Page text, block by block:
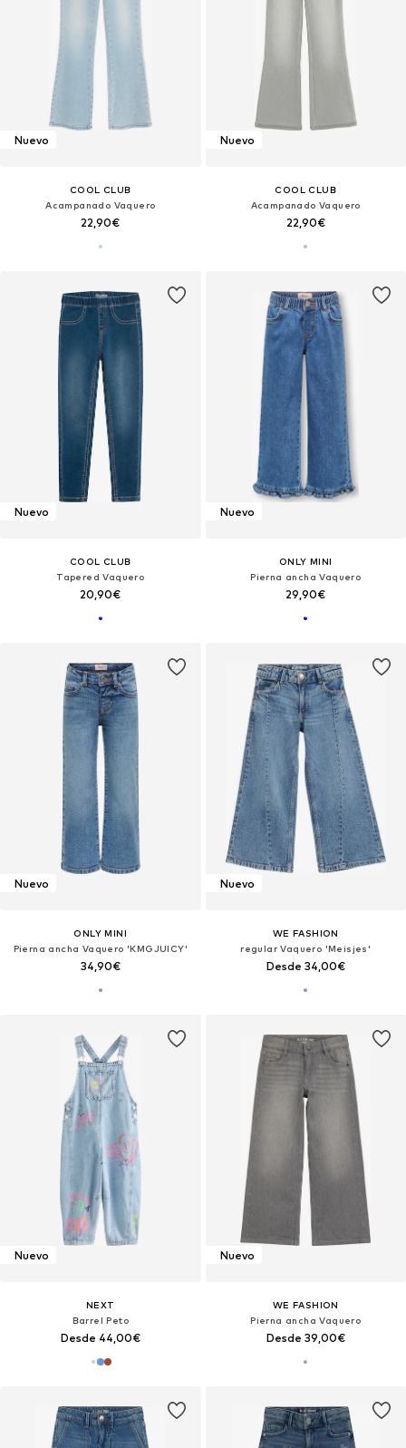
Nuevo
COOL CLUB
Acampanado Vaquero
22,90€
Nuevo
COOL CLUB
Acampanado Vaquero
22,90€
Nuevo
COOL CLUB
Tapered Vaquero
20,90€
Nuevo
ONLY MINI
Pierna ancha Vaquero
29,90€
Nuevo
ONLY MINI
Pierna ancha Vaquero 'KMGJUICY'
34,90€
Nuevo
WE FASHION
regular Vaquero 'Meisjes'
Desde 34,00€
Nuevo
NEXT
Barrel Peto
Desde 44,00€
Nuevo
WE FASHION
Pierna ancha Vaquero
Desde 39,00€